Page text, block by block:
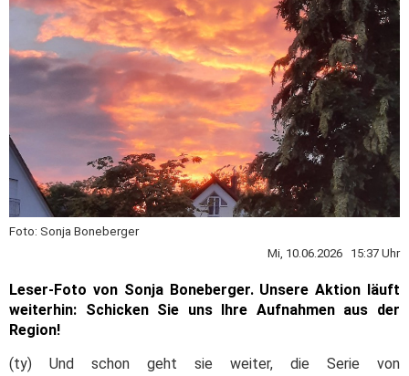
Foto: Sonja Boneberger
Mi, 10.06.2026 15:37 Uhr
Leser-Foto von Sonja Boneberger. Unsere Aktion läuft
weiterhin: Schicken Sie uns Ihre Aufnahmen aus der
Region!
(ty) Und schon geht sie weiter, die Serie von